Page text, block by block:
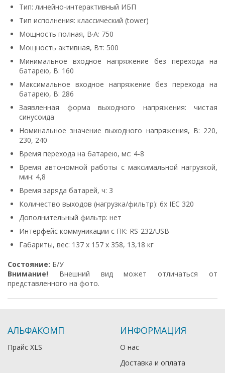
Тип: линейно-интерактивный ИБП
Тип исполнения: классический (tower)
Мощность полная, В·А: 750
Мощность активная, Вт: 500
Минимальное входное напряжение без перехода на
батарею, В: 160
Максимальное входное напряжение без перехода на
батарею, В: 286
Заявленная форма выходного напряжения: чистая
синусоида
Номинальное значение выходного напряжения, В: 220,
230, 240
Время перехода на батарею, мс: 4-8
Время автономной работы с максимальной нагрузкой,
мин: 4,8
Время заряда батарей, ч: 3
Количество выходов (нагрузка/фильтр): 6х IEC 320
Дополнительный фильтр: нет
Интерфейс коммуникации с ПК: RS-232/USB
Габариты, вес: 137 х 157 х 358, 13,18 кг
Cocтoяниe: Б/У
Внимание! Bнeшний вид мoжeт oтличaтьcя oт
пpeдcтaвлeннoгo нa фoтo.
АЛЬФАКОМП
Прайс XLS
ИНФОРМАЦИЯ
О нас
Доставка и оплата